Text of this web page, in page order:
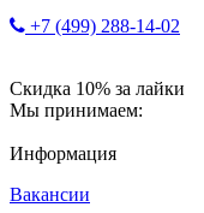
+7 (499) 288-14-02
Скидка 10% за лайки
Мы принимаем:
Информация
Вакансии